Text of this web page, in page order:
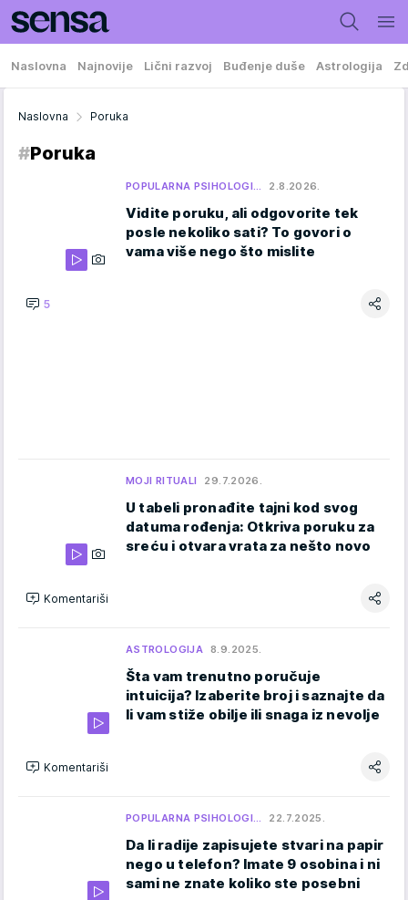
Naslovna Najnovije Lični razvoj Buđenje duše Astrologija
Naslovna Poruka
#Poruka
POPULARNA PSIHOLOGI… 2.8.2026.
Vidite poruku, ali odgovorite tek
posle nekoliko sati? To govori o
vama više nego što mislite
5
MOJI RITUALI 29.7.2026.
U tabeli pronađite tajni kod svog
datuma rođenja: Otkriva poruku za
sreću i otvara vrata za nešto novo
Komentariši
ASTROLOGIJA 8.9.2025.
Šta vam trenutno poručuje
intuicija? Izaberite broj i saznajte da
li vam stiže obilje ili snaga iz nevolje
Komentariši
POPULARNA PSIHOLOGI… 22.7.2025.
Da li radije zapisujete stvari na papir
nego u telefon? Imate 9 osobina i ni
sami ne znate koliko ste posebni